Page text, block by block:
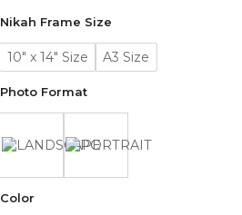
Nikah Frame Size
10" x 14" Size A3 Size
Photo Format
Color